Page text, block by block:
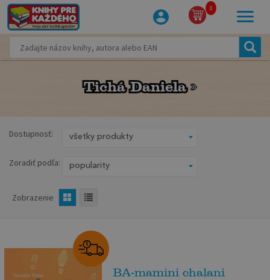
0
Tichá Daniela
Tichá Daniela
Dostupnosť:
Zoradiť podľa:
Zobrazenie
BA-mamini chalani